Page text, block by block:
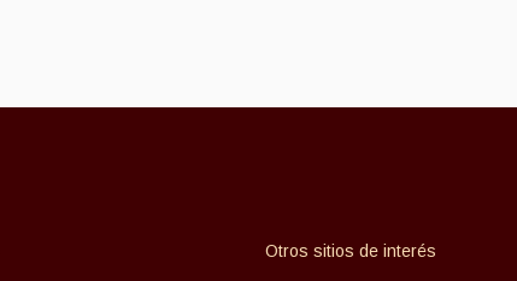
Otros sitios de interés